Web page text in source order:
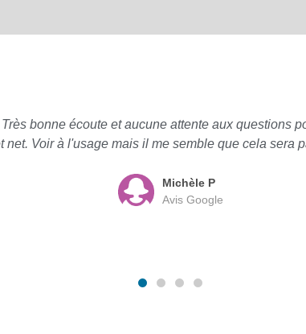
Très bonne écoute et aucune attente aux questions
net. Voir à l'usage mais il me semble que cela sera
Michèle P
Avis Google